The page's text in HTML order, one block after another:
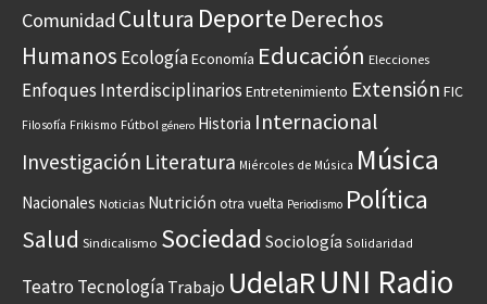
Comunidad Cultura Deporte Derechos
Humanos EcologíaEconomía Educación Elecciones
Enfoques Interdisciplinarios Entretenimiento Extensión FIC
Filosofía Frikismo Fútbol género Historia Internacional
Investigación Literatura Miércoles de Música Música
Nacionales Noticias Nutrición otra vuelta Periodismo Política
Salud Sindicalismo Sociedad Sociología Solidaridad
Teatro Tecnología Trabajo UdelaRUNI Radio